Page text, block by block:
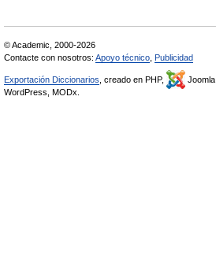
© Academic, 2000-2026
Contacte con nosotros: Apoyo técnico Publicidad
Exportación Diccionarios , creado en PHP, Joomla,
WordPress, MODx.